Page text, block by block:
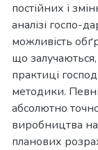
постійних і
аналізі госпо-
можливість
що залучаються,
практиці
методики.
абсолютно
виробництва на
планових